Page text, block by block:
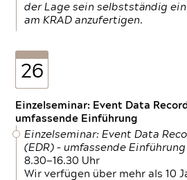
der Lage sein selbstständig
am KRAD anzufertigen.
26
Einzelseminar: Event Data
umfassende Einführung
Einzelseminar: Event Data
(EDR) – umfassende Einführung
8.30—16.30 Uhr
Wir verfügen über mehr als 10